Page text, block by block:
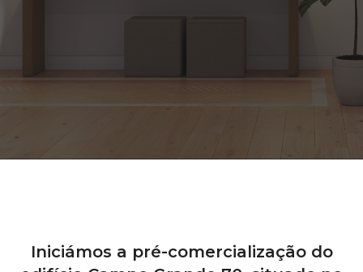
Iniciámos a pré-comercialização do